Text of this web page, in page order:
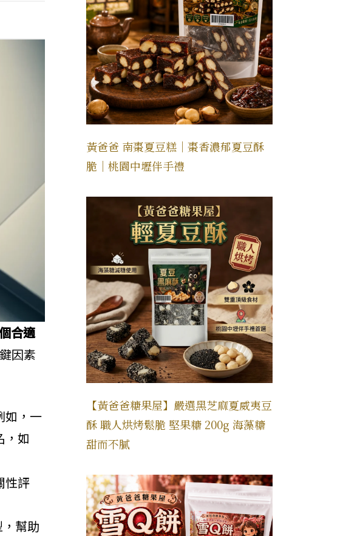
合適
因素
如，一
，如
性評
幫助
黃爸爸 南棗夏豆糕｜棗香濃郁夏豆酥
脆｜桃園中壢伴手禮
【黃爸爸糖果屋】嚴選黑芝麻夏威夷豆
酥 職人烘烤鬆脆 堅果糖 200g 海藻糖
甜而不膩